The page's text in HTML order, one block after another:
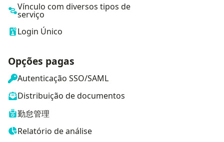
Vínculo com diversos tipos de
serviço
Login Único
Opções pagas
Autenticação SSO/SAML
Distribuição de documentos
勤怠管理
Relatório de análise